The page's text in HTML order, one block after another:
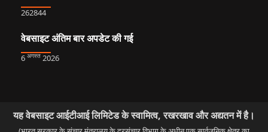
262844
वेबसाइट अंतिम बार अपडेट की गई
6 अगस्त 2026
यह वेबसाइट आईटीआई लिमिटेड के स्वामित्व, रखरखाव और अद्यतन में है।